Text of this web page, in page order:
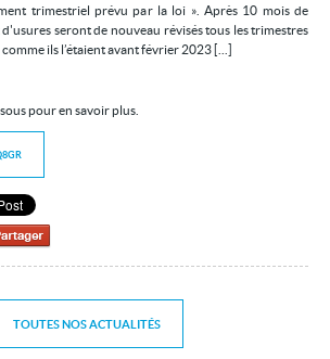
trimestriel prévu par la loi ». Après 10 mois de
seront de nouveau révisés tous les trimestres
ils l’étaient avant février 2023 [...]
pour en savoir plus.
TOUTES NOS ACTUALITÉS